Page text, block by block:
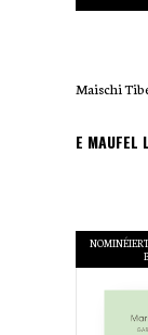
Maischi
E MAUFEL
NOMINÉIERT